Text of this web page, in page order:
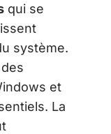
qui se
système.
et
La